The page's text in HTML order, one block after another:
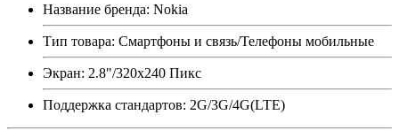
Название бренда: Nokia
Тип товара: Смартфоны и связь/Телефоны мобильные
Экран: 2.8"/320x240 Пикс
Поддержка стандартов: 2G/3G/4G(LTE)